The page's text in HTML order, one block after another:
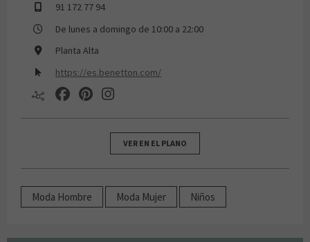
91 172 77 94
De lunes a domingo de 10:00 a 22:00
Planta Alta
https://es.benetton.com/
VER EN EL PLANO
Moda Hombre Moda Mujer Niños